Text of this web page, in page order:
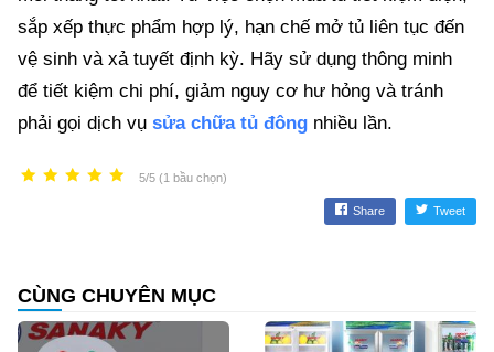
sắp xếp thực phẩm hợp lý, hạn chế mở tủ liên tục đến
vệ sinh và xả tuyết định kỳ. Hãy sử dụng thông minh
để tiết kiệm chi phí, giảm nguy cơ hư hỏng và tránh
phải gọi dịch vụ sửa chữa tủ đông nhiều lần.
5/5 (1 bầu chọn)
Share Tweet
CÙNG CHUYÊN MỤC